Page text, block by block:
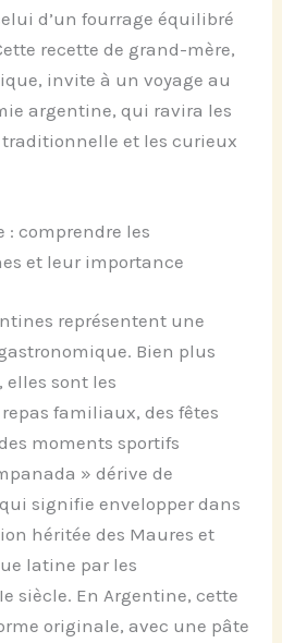
d’un fourrage équilibré
recette de grand-mère,
invite à un voyage au
argentine, qui ravira les
et les curieux
comprendre les
et leur importance
représentent une
Bien plus
elles sont les
familiaux, des fêtes
moments sportifs
» dérive de
signifie envelopper dans
héritée des Maures et
latine par les
siècle. En Argentine, cette
originale, avec une pâte